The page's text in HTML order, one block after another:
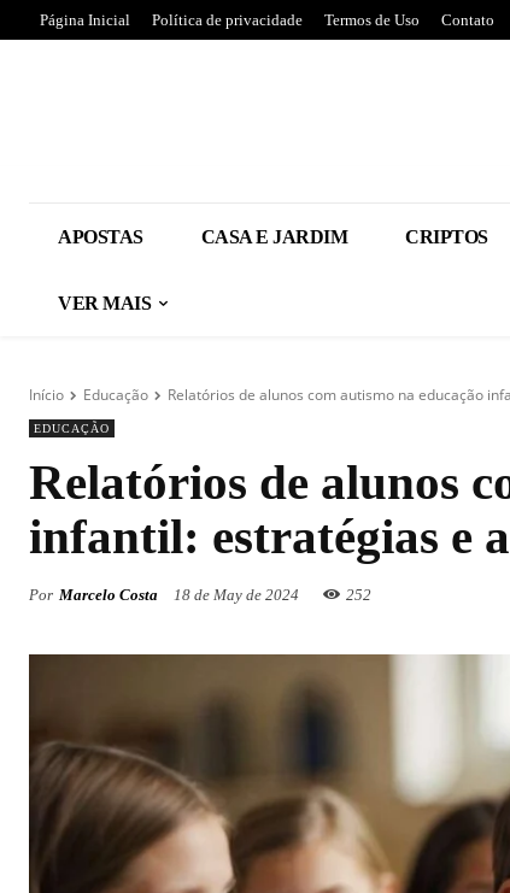
Página Inicial Política de privacidade Termos de Uso Contato
APOSTAS CASA E JARDIM CRIPTOS
VER MAIS
Início Educação Relatórios de alunos com autismo na educação
EDUCAÇÃO
Relatórios de alunos
infantil: estratégias e
Por Marcelo Costa 18 de May de 2024 252